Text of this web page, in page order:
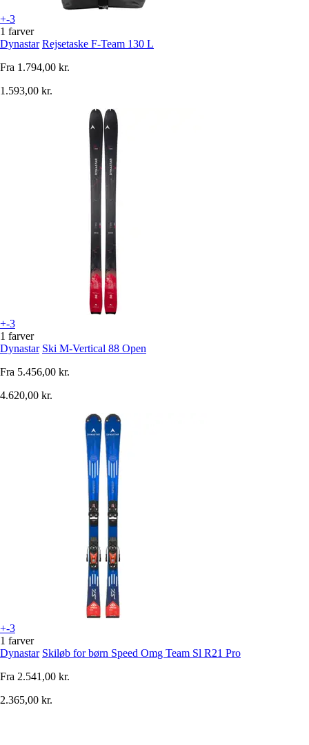
+-3
1 farver
Dynastar Rejsetaske F-Team 130 L
Fra 1.794,00 kr.
1.593,00 kr.
+-3
1 farver
Dynastar Ski M-Vertical 88 Open
Fra 5.456,00 kr.
4.620,00 kr.
+-3
1 farver
Dynastar Skiløb for børn Speed Omg Team Sl R21 Pro
Fra 2.541,00 kr.
2.365,00 kr.